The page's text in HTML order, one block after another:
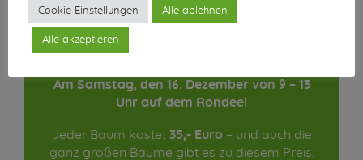
Informationen
Am Samstag, den 16. Dezember von 9 – 13
Uhr auf dem Rondeel
Jeder Baum kostet35,- Euro – und auch die
ganz großen Bäume gibt es zu diesem Preis.
Cookie Einstellungen Alle ablehnen
Alle akzeptieren